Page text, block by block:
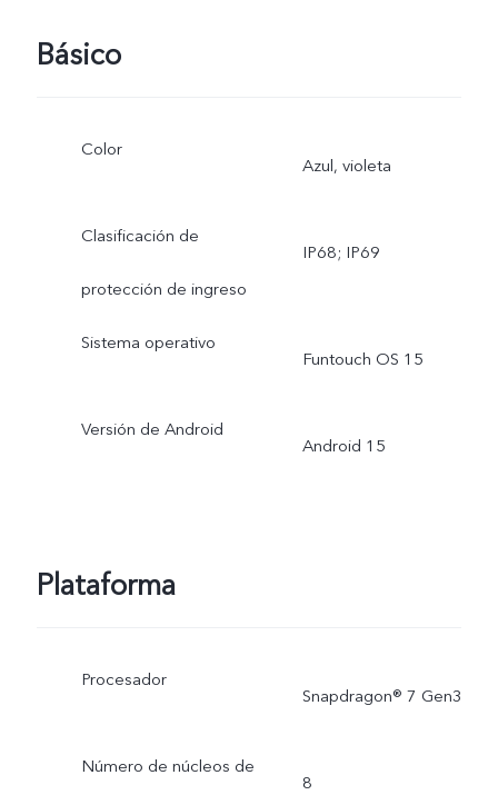
Básico
Color
Azul, violeta
Clasificación de
protección de ingreso
IP68; IP69
Sistema operativo
Funtouch OS 15
Versión de Android
Android 15
Plataforma
Procesador
Snapdragon® 7 Gen3
Número de núcleos de
8